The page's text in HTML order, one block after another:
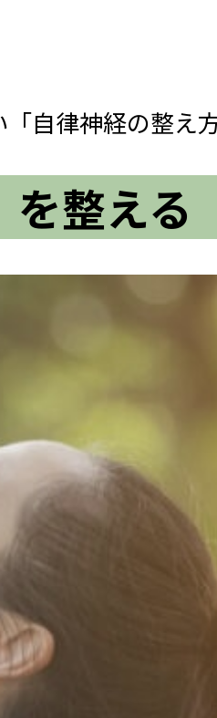
自律神経の整え
整える